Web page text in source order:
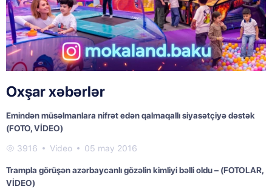
Oxşar xəbərlər
Emindən müsəlmanlara nifrət edən qalmaqallı siyasətçiyə dəstək
(FOTO, VİDEO)
3916 Video 05 may 2016
Trampla görüşən azərbaycanlı gözəlin kimliyi bəlli oldu – (FOTOLAR,
VİDEO)